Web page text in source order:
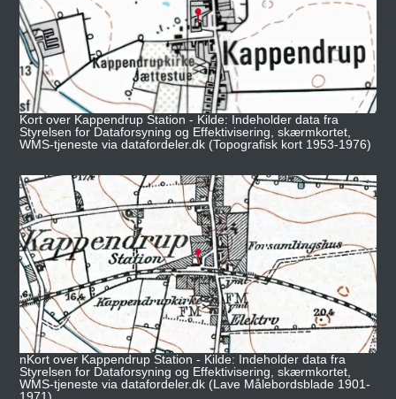
Kort over Kappendrup Station - Kilde: Indeholder data fra
Styrelsen for Dataforsyning og Effektivisering, skærmkortet,
WMS-tjeneste via datafordeler.dk (Topografisk kort 1953-1976)
nKort over Kappendrup Station - Kilde: Indeholder data fra
Styrelsen for Dataforsyning og Effektivisering, skærmkortet,
WMS-tjeneste via datafordeler.dk (Lave Målebordsblade 1901-